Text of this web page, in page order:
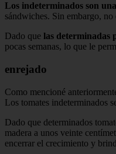
Los indeterminados son
sándwiches. Sin embargo, no
Dado que las determinadas
pocas semanas, lo que le
enrejado
Como mencioné
Los tomates indeterminados
Dado que determinados
madera a unos veinte
encerrar el crecimiento y